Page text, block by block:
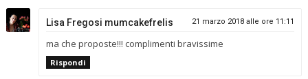
Lisa Fregosi mumcakefrelis 21 marzo 2018 alle ore 11:11
ma che proposte!!! complimenti bravissime
Rispondi